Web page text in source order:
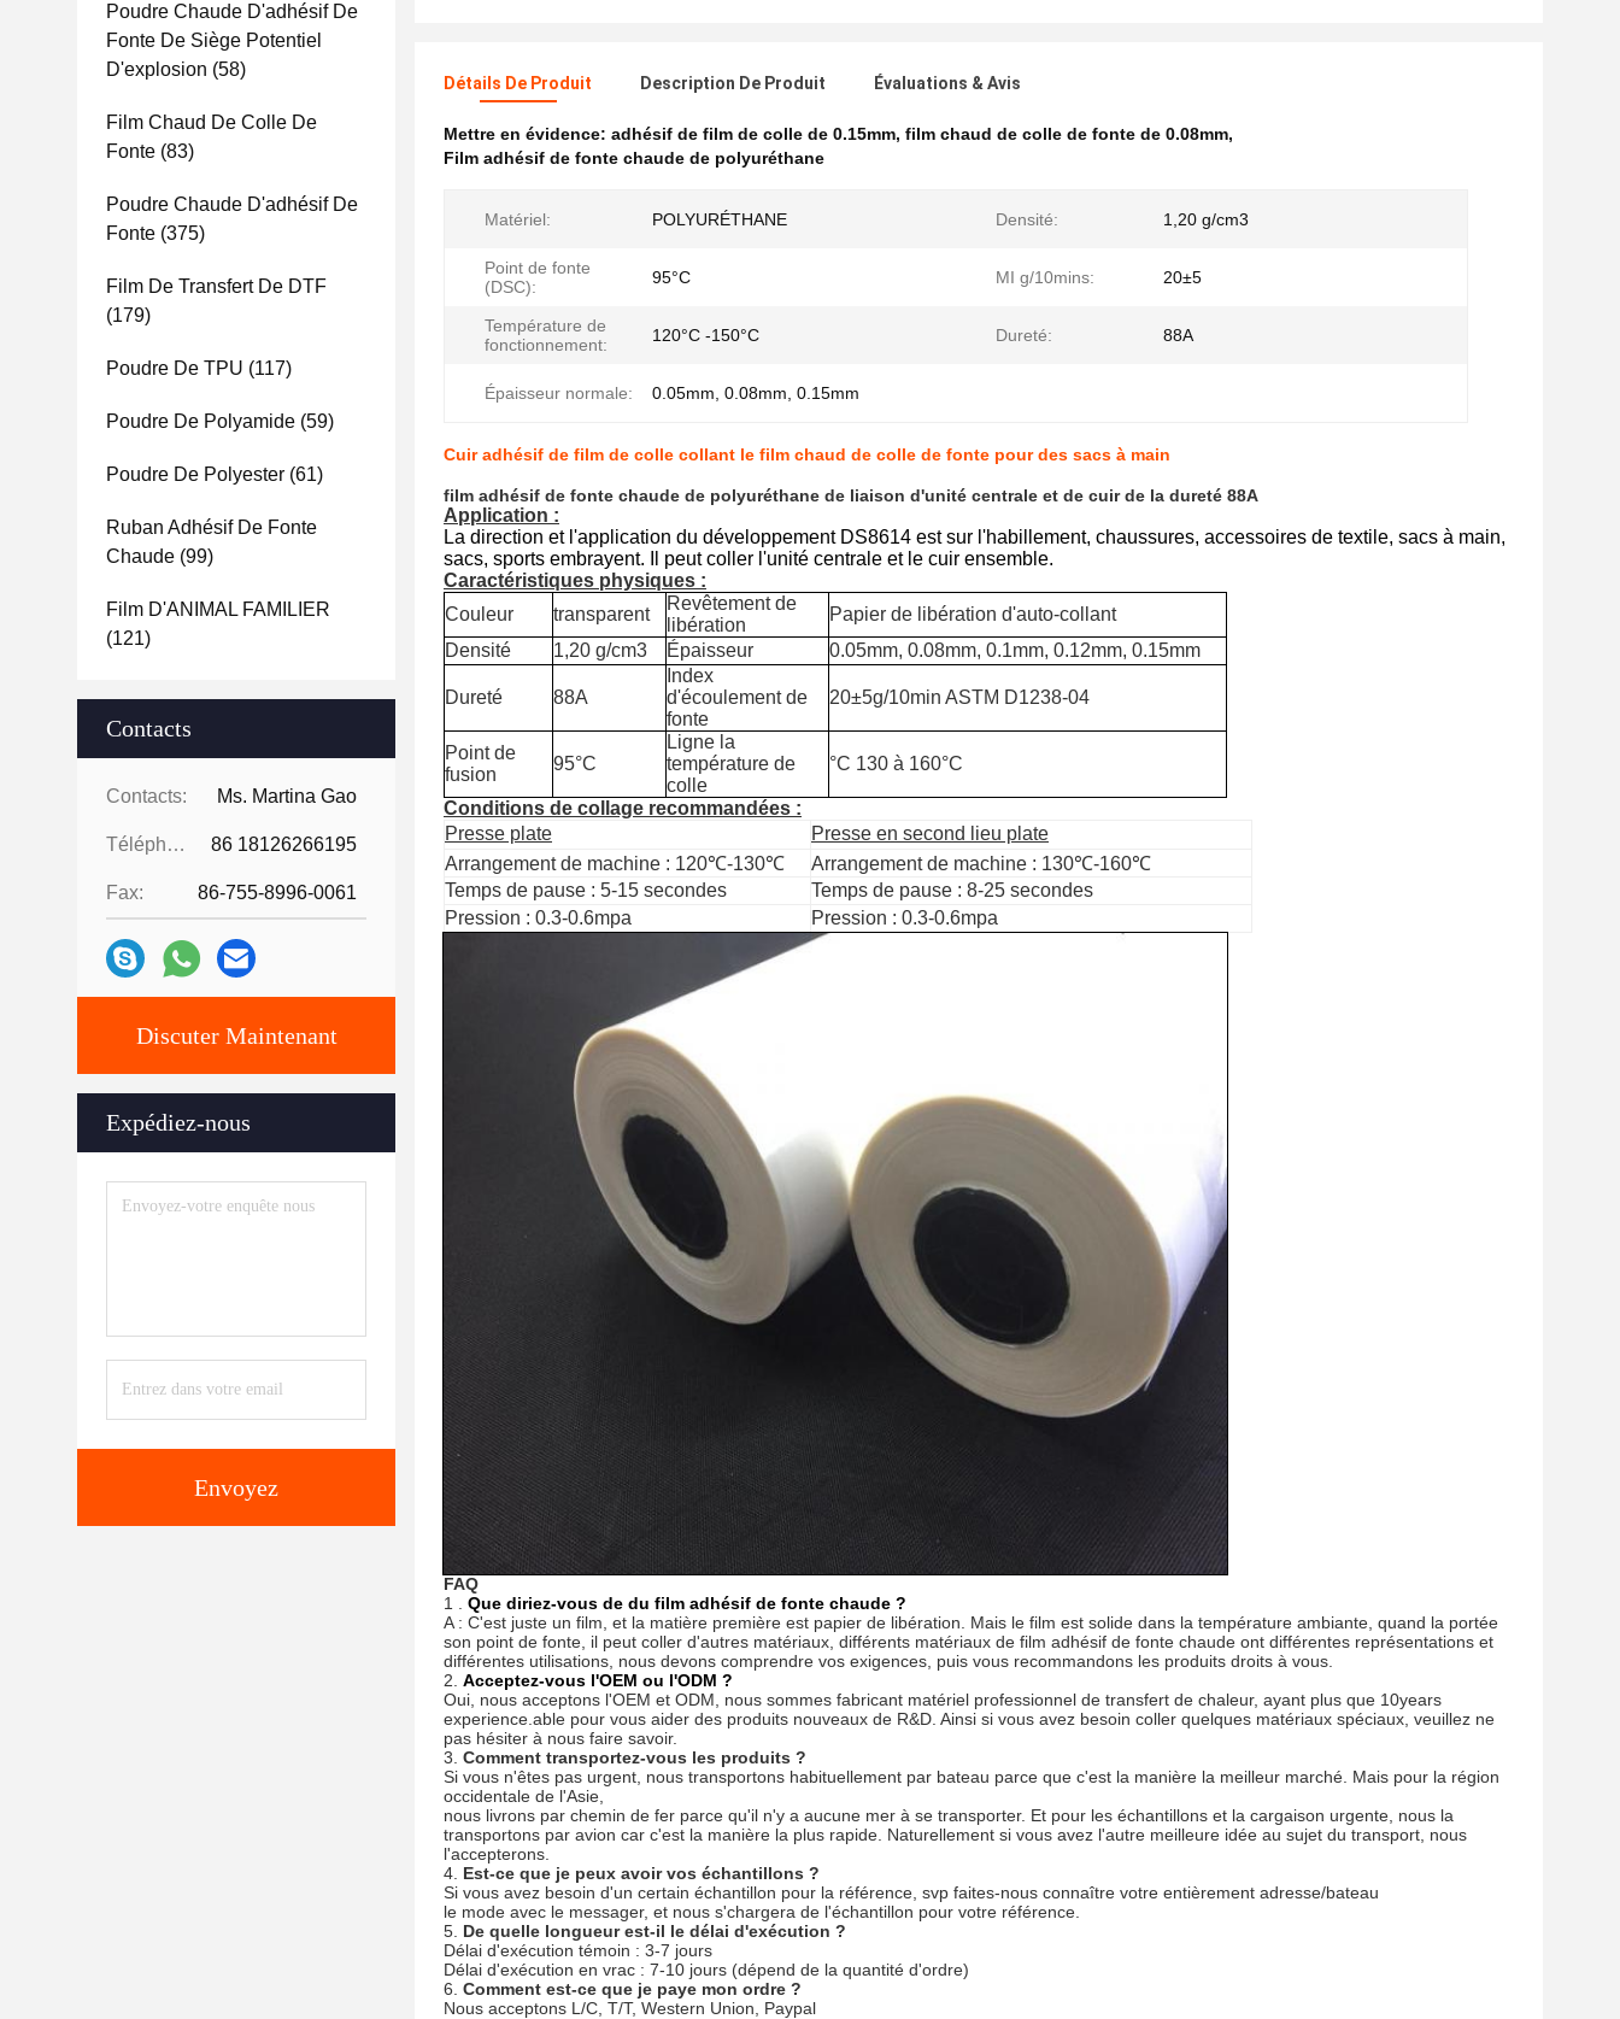
Poudre Chaude D'adhésif De
Fonte De Siège Potentiel
D'explosion (58)
Film Chaud De Colle De
Fonte (83)
Poudre Chaude D'adhésif De
Fonte (375)
Film De Transfert De DTF
(179)
Poudre De TPU (117)
Poudre De Polyamide (59)
Poudre De Polyester (61)
Ruban Adhésif De Fonte
Chaude (99)
Film D'ANIMAL FAMILIER
(121)
Contacts
Contacts: Ms. Martina Gao
Téléphone: 86 18126266195
Fax: 86-755-8996-0061
Discuter Maintenant
Expédiez-nous
Envoyez
Détails De Produit Description De Produit Évaluations & Avis
Mettre en évidence: adhésif de film de colle de 0.15mm, film chaud de colle de fonte de 0.08mm,
Film adhésif de fonte chaude de polyuréthane
Matériel: POLYURÉTHANE Densité: 1,20 g/cm3
Point de fonte
(DSC):
95°C MI g/10mins: 20±5
Température de
fonctionnement:
120°C -150°C Dureté: 88A
Épaisseur normale: 0.05mm, 0.08mm, 0.15mm
Cuir adhésif de film de colle collant le film chaud de colle de fonte pour des sacs à main
film adhésif de fonte chaude de polyuréthane de liaison d'unité centrale et de cuir de la dureté 88A
Application :
La direction et l'application du développement DS8614 est sur l'habillement, chaussures, accessoires de textile, sacs à main,
sacs, sports embrayent. Il peut coller l'unité centrale et le cuir ensemble.
Caractéristiques physiques :
Couleur
transparent
Revêtement de
libération
Papier de libération d'auto-collant
Densité
1,20 g/cm3 Épaisseur 0.05mm, 0.08mm, 0.1mm, 0.12mm, 0.15mm
Dureté 88A
Index
d'écoulement de
fonte
20±5g/10min ASTM D1238-04
Point de
fusion
95°C
Ligne la
température de
colle
°C 130 à 160°C
Conditions de collage recommandées :
Presse plate
Presse en second lieu plate
Arrangement de machine : 120℃-130℃
Arrangement de machine : 130℃-160℃
Temps de pause : 5-15 secondes
Temps de pause : 8-25 secondes
Pression : 0.3-0.6mpa
Pression : 0.3-0.6mpa
FAQ
1 . Que diriez-vous de du film adhésif de fonte chaude ?
A : C'est juste un film, et la matière première est papier de libération. Mais le film est solide dans la température ambiante, quand la portée
son point de fonte, il peut coller d'autres matériaux, différents matériaux de film adhésif de fonte chaude ont différentes représentations et
différentes utilisations, nous devons comprendre vos exigences, puis vous recommandons les produits droits à vous.
2. Acceptez-vous l'OEM ou l'ODM ?
Oui, nous acceptons l'OEM et ODM, nous sommes fabricant matériel professionnel de transfert de chaleur, ayant plus que 10years
experience.able pour vous aider des produits nouveaux de R&D. Ainsi si vous avez besoin coller quelques matériaux spéciaux, veuillez ne
pas hésiter à nous faire savoir.
3. Comment transportez-vous les produits ?
Si vous n'êtes pas urgent, nous transportons habituellement par bateau parce que c'est la manière la meilleur marché. Mais pour la région
occidentale de l'Asie,
nous livrons par chemin de fer parce qu'il n'y a aucune mer à se transporter. Et pour les échantillons et la cargaison urgente, nous la
transportons par avion car c'est la manière la plus rapide. Naturellement si vous avez l'autre meilleure idée au sujet du transport, nous
l'accepterons.
4. Est-ce que je peux avoir vos échantillons ?
Si vous avez besoin d'un certain échantillon pour la référence, svp faites-nous connaître votre entièrement adresse/bateau
le mode avec le messager, et nous s'chargera de l'échantillon pour votre référence.
5. De quelle longueur est-il le délai d'exécution ?
Délai d'exécution témoin : 3-7 jours
Délai d'exécution en vrac : 7-10 jours (dépend de la quantité d'ordre)
6. Comment est-ce que je paye mon ordre ?
Nous acceptons L/C, T/T, Western Union, Paypal